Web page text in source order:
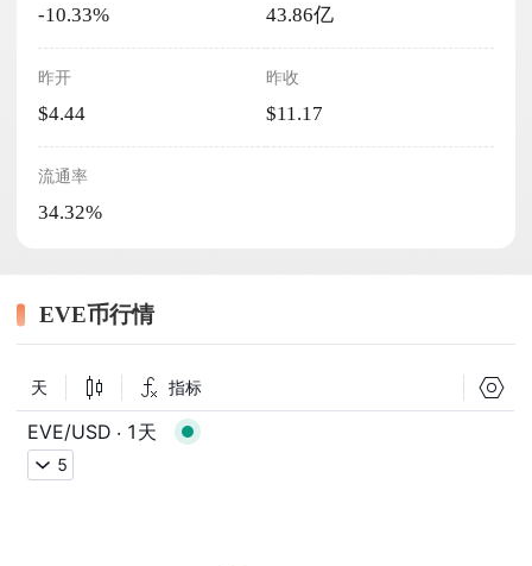
-10.33% 43.86亿
昨开
$4.44
昨收
$11.17
流通率
34.32%
EVE币行情